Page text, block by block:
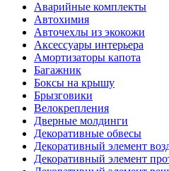
Аварийные комплекты
Автохимия
Авточехлы из экокожи
Аксессуары интерьера
Амортизаторы капота
Багажник
Боксы на крышу
Брызговики
Велокрепления
Дверные молдинги
Декоративные обвесы
Декоративный элемент
Декоративный элемент